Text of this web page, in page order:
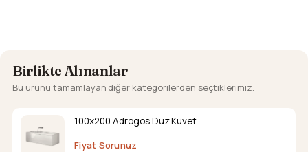
Birlikte Alınanlar
Bu ürünü tamamlayan diğer kategorilerden seçtiklerimiz.
100x200 Adrogos Düz Küvet
Fiyat Sorunuz